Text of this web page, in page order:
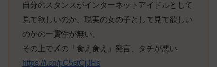
自分のスタンスがインターネットアイドルとして
見て欲しいのか、現実の女の子として見て欲しい
のかの一貫性が無い。
その上で〆の「食え食え」発言、タチが悪い
https://t.co/pC5stCjJHs